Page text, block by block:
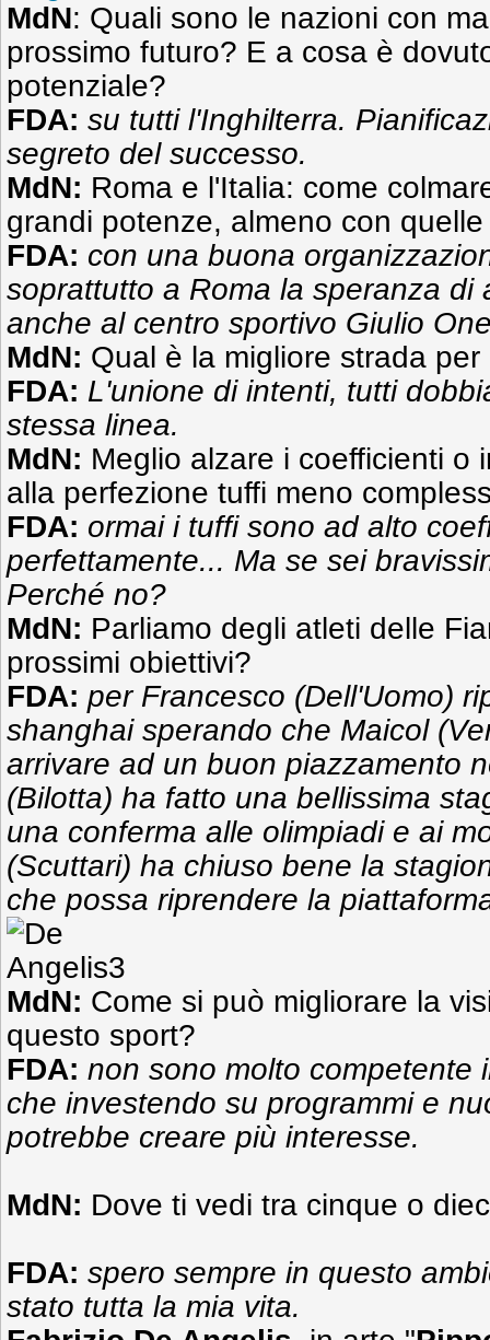
MdN: Quali sono le nazioni con
prossimo futuro? E a cosa è
potenziale?
FDA: su tutti l'Inghilterra.
segreto del successo.
MdN: Roma e l'Italia: come
grandi potenze, almeno con
FDA: con una buona
soprattutto a Roma la speranza di
anche al centro sportivo Giulio
MdN: Qual è la migliore strada
FDA: L'unione di intenti, tutti
stessa linea.
MdN: Meglio alzare i coefficienti o
alla perfezione tuffi meno
FDA: ormai i tuffi sono ad alto
perfettamente... Ma se sei
Perché no?
MdN: Parliamo degli atleti delle
prossimi obiettivi?
FDA: per Francesco (Dell'Uomo)
shanghai sperando che Maicol
arrivare ad un buon piazzamento
(Bilotta) ha fatto una bellissima
una conferma alle olimpiadi e ai
(Scuttari) ha chiuso bene la
che possa riprendere la
MdN: Come si può migliorare la
questo sport?
FDA: non sono molto competente
che investendo su programmi e
potrebbe creare più interesse.
MdN: Dove ti vedi tra cinque o
FDA: spero sempre in questo
stato tutta la mia vita.